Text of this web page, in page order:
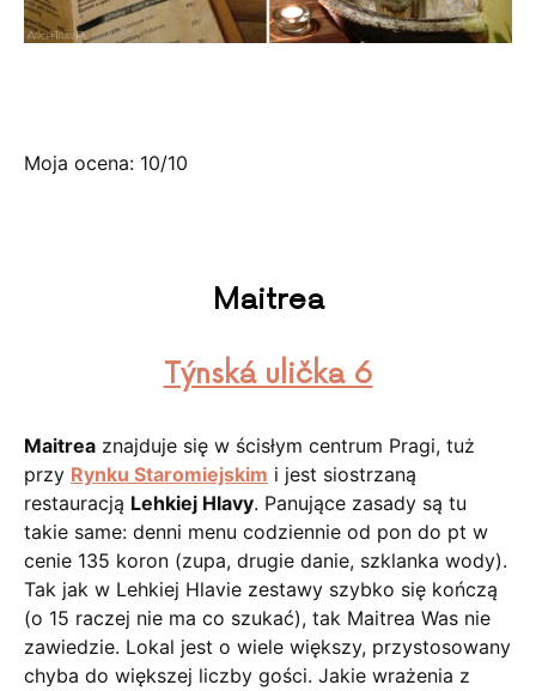
Moja ocena: 10/10
Maitrea
Týnská ulička 6
Maitrea znajduje się w ścisłym centrum Pragi, tuż
przy Rynku Staromiejskim i jest siostrzaną
restauracją Lehkiej Hlavy. Panujące zasady są tu
takie same: denni menu codziennie od pon do pt w
cenie 135 koron (zupa, drugie danie, szklanka wody).
Tak jak w Lehkiej Hlavie zestawy szybko się kończą
(o 15 raczej nie ma co szukać), tak Maitrea Was nie
zawiedzie. Lokal jest o wiele większy, przystosowany
chyba do większej liczby gości. Jakie wrażenia z